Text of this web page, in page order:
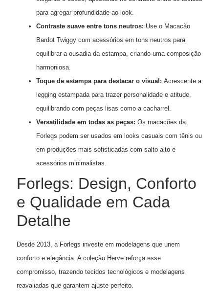
para agregar profundidade ao look.
Contraste suave entre tons neutros: Use o Macacão
Bardot Twiggy com acessórios em tons neutros para
equilibrar a ousadia da estampa, criando uma composição
harmoniosa.
Toque de estampa para destacar o visual: Acrescente a
legging estampada para trazer personalidade e atitude,
equilibrando com peças lisas como a cacharrel.
Versatilidade em todas as peças: Os macacões da
Forlegs podem ser usados em looks casuais com tênis ou
em produções mais sofisticadas com salto alto e
acessórios minimalistas.
Forlegs: Design, Conforto
e Qualidade em Cada
Detalhe
Desde 2013, a Forlegs investe em modelagens que unem
conforto e elegância. A coleção Herve reforça esse
compromisso, trazendo tecidos tecnológicos e modelagens
reavaliadas que garantem ajuste perfeito.